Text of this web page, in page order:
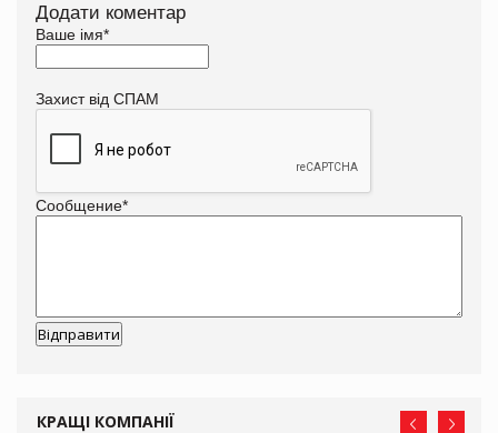
Додати коментар
Ваше імя*
Захист від СПАМ
Сообщение*
КРАЩІ КОМПАНІЇ